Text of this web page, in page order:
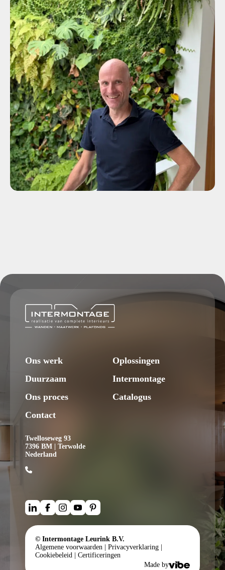
Ons werk
Oplossingen
Duurzaam
Intermontage
Ons proces
Catalogus
Contact
Twelloseweg 93
7396 BM | Terwolde
Nederland
© Intermontage Leurink B.V.
Algemene voorwaarden
Privacyverklaring
Cookiebeleid
Certificeringen
Made by